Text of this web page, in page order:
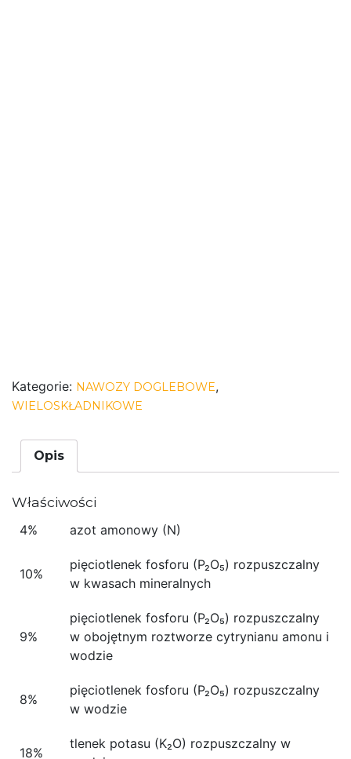
Kategorie: NAWOZY DOGLEBOWE,
WIELOSKŁADNIKOWE
Opis
Właściwości
4% azot amonowy (N)
10%
pięciotlenek fosforu (P₂O₅) rozpuszczalny
w kwasach mineralnych
9%
pięciotlenek fosforu (P₂O₅) rozpuszczalny
w obojętnym roztworze cytrynianu amonu i
wodzie
8%
pięciotlenek fosforu (P₂O₅) rozpuszczalny
w wodzie
18%
tlenek potasu (K₂O) rozpuszczalny w